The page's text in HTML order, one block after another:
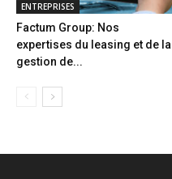
ENTREPRISES
Factum Group: Nos
expertises du leasing et de la
gestion de...